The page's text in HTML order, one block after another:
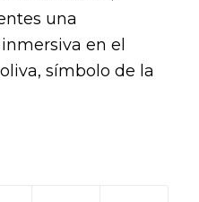
una
en el
símbolo de la